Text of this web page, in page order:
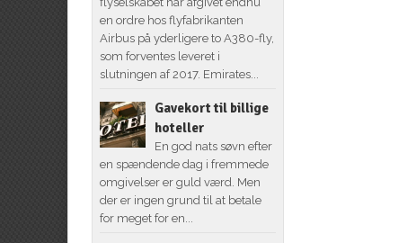
en ordre hos flyfabrikanten
Airbus på yderligere to A380-fly,
som forventes leveret i
slutningen af 2017. Emirates...
Gavekort til billige
hoteller
En god nats søvn efter
en spændende dag i fremmede
omgivelser er guld værd. Men
der er ingen grund til at betale
for meget for en...